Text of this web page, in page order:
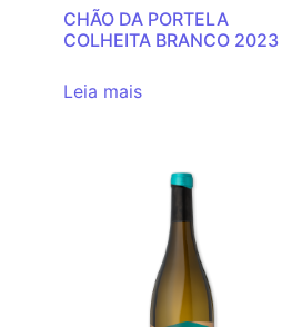
CHÃO DA PORTELA
COLHEITA BRANCO 2023
Leia mais